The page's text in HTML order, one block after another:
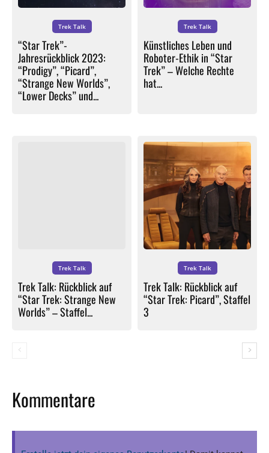
Trek Talk
“Star Trek”-
Jahresrückblick 2023:
“Prodigy”, “Picard”,
“Strange New Worlds”,
“Lower Decks” und...
Trek Talk
Künstliches Leben und
Roboter-Ethik in “Star
Trek” – Welche Rechte
hat...
Trek Talk
Trek Talk: Rückblick auf
“Star Trek: Strange New
Worlds” – Staffel...
Trek Talk
Trek Talk: Rückblick auf
“Star Trek: Picard”, Staffel
3
Kommentare